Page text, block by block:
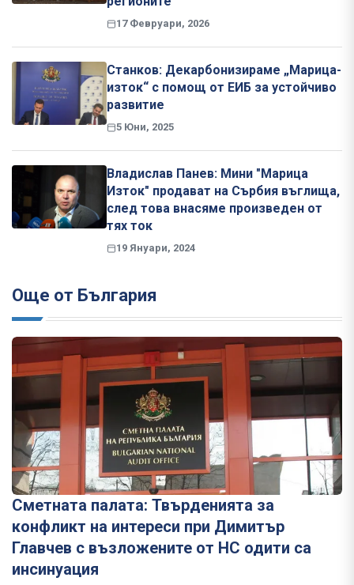
17 Февруари, 2026
Станков: Декарбонизираме „Марица-
изток“ с помощ от ЕИБ за устойчиво
развитие
5 Юни, 2025
Владислав Панев: Мини "Марица
Изток" продават на Сърбия въглища,
след това внасяме произведен от
тях ток
19 Януари, 2024
Още от България
Сметната палата: Твърденията за
конфликт на интереси при Димитър
Главчев с възложените от НС одити са
инсинуация